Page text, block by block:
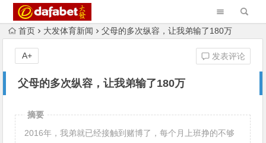
首页 大发体育新闻 父母的多次纵容，让我弟输了180万
父母的多次纵容，让我弟输了180万
发表评论
A+
摘要
2016年，我弟就已经接触到赌博了，每个月上班挣的不够